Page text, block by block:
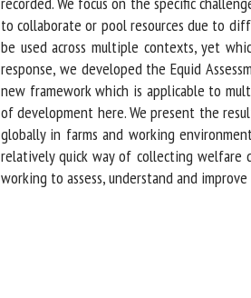
to collaborate or pool resources due to
be used across multiple contexts, yet
response, we developed the Equid
new framework which is applicable to
of development here. We present the
globally in farms and working
relatively quick way of collecting welfare
working to assess, understand and